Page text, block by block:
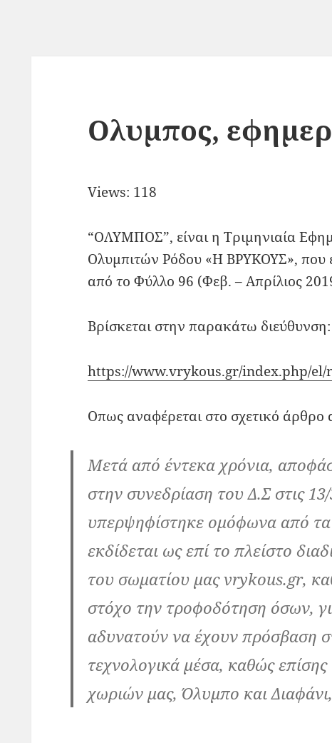
Ολυμπος,
Views: 118
“ΟΛΥΜΠΟΣ”, είναι η Τριμηνιαία
Ολυμπιτών Ρόδου «Η ΒΡΥΚΟΥΣ», που
από το Φύλλο 96 (Φεβ. – Απρίλιος
Βρίσκεται στην παρακάτω διεύθυνση:
https://www.vrykous.gr/index.php/el/
Οπως αναφέρεται στο σχετικό άρθρο
Μετά από έντεκα χρόνια,
στην συνεδρίαση του Δ.Σ στις
υπερψηφίστηκε ομόφωνα από
εκδίδεται ως επί το πλείστο
του σωματίου μας vrykous.gr,
στόχο την τροφοδότηση όσων,
αδυνατούν να έχουν πρόσβαση
τεχνολογικά μέσα, καθώς
χωριών μας, Όλυμπο και